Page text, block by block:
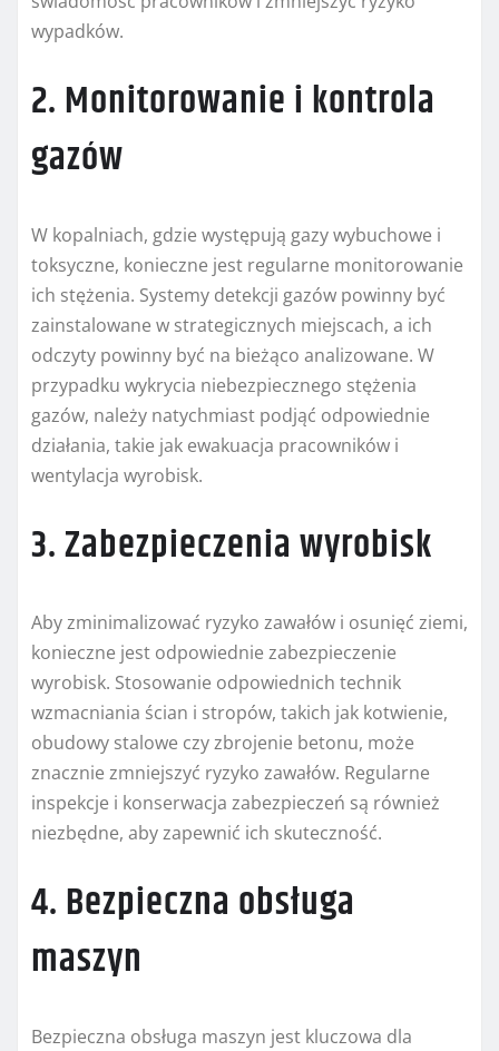
wypadków.
2. Monitorowanie i kontrola
gazów
W kopalniach, gdzie występują gazy wybuchowe i
toksyczne, konieczne jest regularne monitorowanie
ich stężenia. Systemy detekcji gazów powinny być
zainstalowane w strategicznych miejscach, a ich
odczyty powinny być na bieżąco analizowane. W
przypadku wykrycia niebezpiecznego stężenia
gazów, należy natychmiast podjąć odpowiednie
działania, takie jak ewakuacja pracowników i
wentylacja wyrobisk.
3. Zabezpieczenia wyrobisk
Aby zminimalizować ryzyko zawałów i osunięć ziemi,
konieczne jest odpowiednie zabezpieczenie
wyrobisk. Stosowanie odpowiednich technik
wzmacniania ścian i stropów, takich jak kotwienie,
obudowy stalowe czy zbrojenie betonu, może
znacznie zmniejszyć ryzyko zawałów. Regularne
inspekcje i konserwacja zabezpieczeń są również
niezbędne, aby zapewnić ich skuteczność.
4. Bezpieczna obsługa
maszyn
Bezpieczna obsługa maszyn jest kluczowa dla